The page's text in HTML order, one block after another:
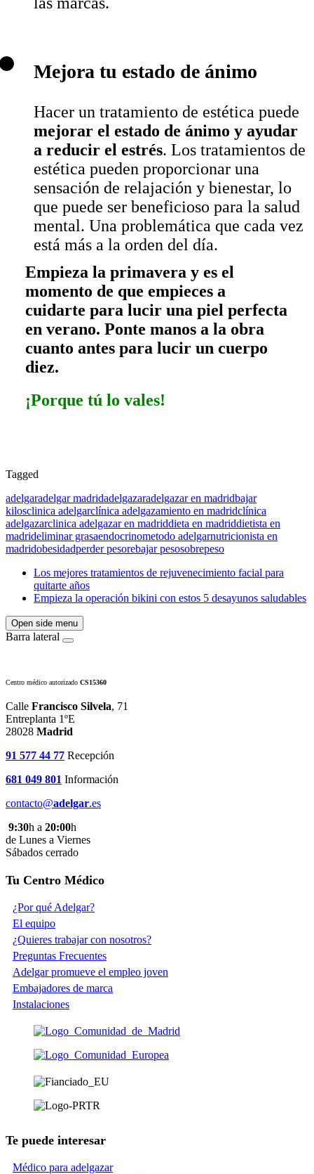
Mejora tu estado de ánimo
Hacer un tratamiento de estética puede
mejorar el estado de ánimo y ayudar
a reducir el estrés. Los tratamientos de
estética pueden proporcionar una
sensación de relajación y bienestar, lo
que puede ser beneficioso para la salud
mental. Una problemática que cada vez
está más a la orden del día.
Empieza la primavera y es el
momento de que empieces a
cuidarte para lucir una piel perfecta
en verano. Ponte manos a la obra
cuanto antes para lucir un cuerpo
diez.
¡Porque tú lo vales!
Tagged
adelgaradelgar madridadelgazaradelgazar en madridbajar
kilosclinica adelgarclínica adelgazamiento en madridclínica
adelgazarclinica adelgazar en madriddieta en madriddietista en
madrideliminar grasaendocrinometodo adelgarnutricionista en
madridobesidadperder pesorebajar pesosobrepeso
Los mejores tratamientos de rejuvenecimiento facial para
quitarte años
Empieza la operación bikini con estos 5 desayunos saludables
Open side menu
Barra lateral
Centro médico autorizado CS15360
Calle Francisco Silvela, 71
Entreplanta 1ºE
28028 Madrid
91 577 44 77 Recepción
681 049 801 Información
contacto@adelgar.es
9:30h a 20:00h
de Lunes a Viernes
Sábados cerrado
Tu Centro Médico
¿Por qué Adelgar?
El equipo
¿Quieres trabajar con nosotros?
Preguntas Frecuentes
Adelgar promueve el empleo joven
Embajadores de marca
Instalaciones
Te puede interesar
Médico para adelgazar